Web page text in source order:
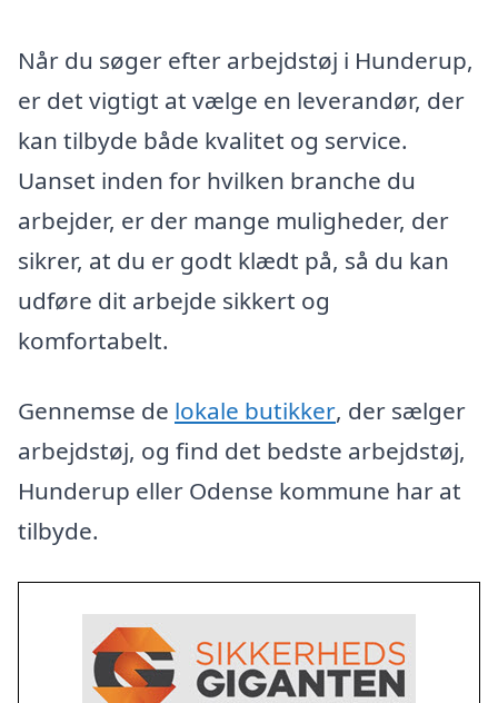
Når du søger efter arbejdstøj i Hunderup,
er det vigtigt at vælge en leverandør, der
kan tilbyde både kvalitet og service.
Uanset inden for hvilken branche du
arbejder, er der mange muligheder, der
sikrer, at du er godt klædt på, så du kan
udføre dit arbejde sikkert og
komfortabelt.
Gennemse de lokale butikker, der sælger
arbejdstøj, og find det bedste arbejdstøj,
Hunderup eller Odense kommune har at
tilbyde.